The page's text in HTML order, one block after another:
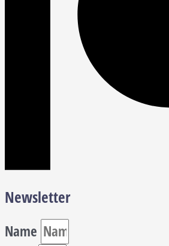
Newsletter
Name